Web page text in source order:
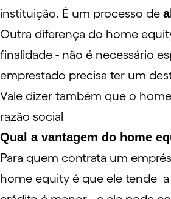
instituição. É um processo de
Outra diferença do home
finalidade - não é necessário
emprestado precisa ter um
Vale dizer também que o
razão social
Qual a vantagem do home
Para quem contrata um
home equity é que ele tende